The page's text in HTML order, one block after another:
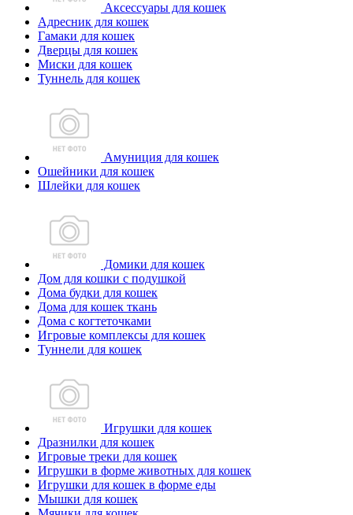
Аксессуары для кошек
Адресник для кошек
Гамаки для кошек
Дверцы для кошек
Миски для кошек
Туннель для кошек
Амуниция для кошек
Ошейники для кошек
Шлейки для кошек
Домики для кошек
Дом для кошки с подушкой
Дома будки для кошек
Дома для кошек ткань
Дома с когтеточками
Игровые комплексы для кошек
Туннели для кошек
Игрушки для кошек
Дразнилки для кошек
Игровые треки для кошек
Игрушки в форме животных для кошек
Игрушки для кошек в форме еды
Мышки для кошек